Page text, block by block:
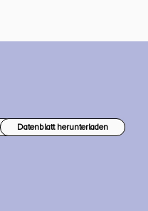
Datenblatt herunterladen